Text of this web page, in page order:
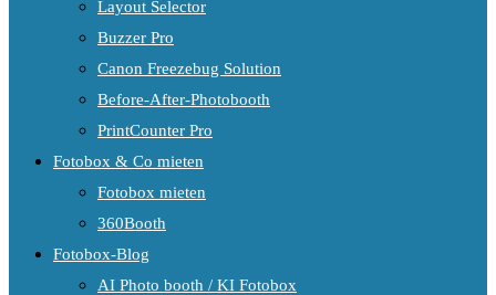
Layout Selector
Buzzer Pro
Canon Freezebug Solution
Before-After-Photobooth
PrintCounter Pro
Fotobox & Co mieten
Fotobox mieten
360Booth
Fotobox-Blog
AI Photo booth / KI Fotobox